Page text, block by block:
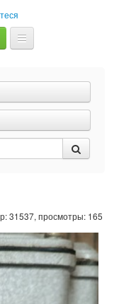
31537, просмотры: 165